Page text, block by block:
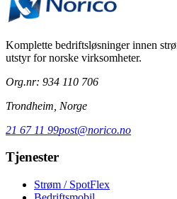
Komplette bedriftsløsninger innen
utstyr for norske virksomheter.
Org.nr: 934 110 706
Trondheim, Norge
21 67 11 99post@norico.no
Tjenester
Strøm / SpotFlex